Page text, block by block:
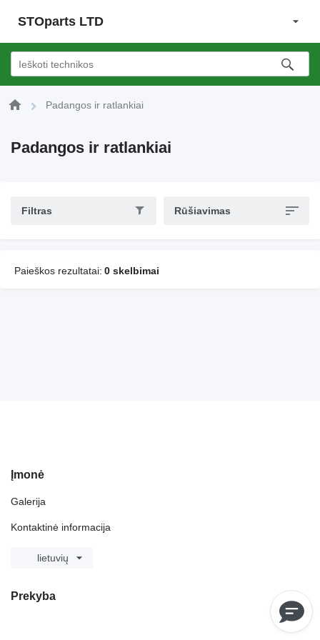
STOparts LTD
Padangos ir ratlankiai
Padangos ir ratlankiai
Filtras Rūšiavimas
Paieškos rezultatai: 0 skelbimai
Įmonė
Galerija
Kontaktinė informacija
lietuvių
Prekyba